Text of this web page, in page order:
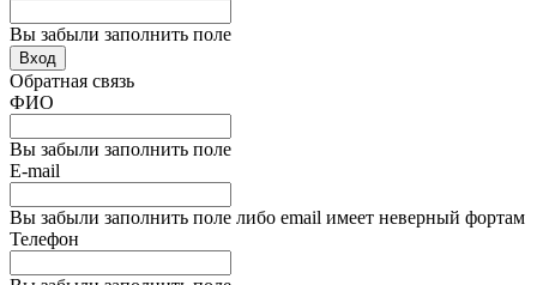
Вы забыли заполнить поле
Вход
Обратная связь
ФИО
Вы забыли заполнить поле
E-mail
Вы забыли заполнить поле либо email имеет неверный фортам
Телефон